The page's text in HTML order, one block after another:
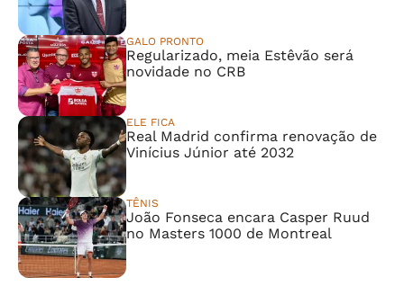
GALO PRONTO
Regularizado, meia Estêvão será
novidade no CRB
ELE FICA
Real Madrid confirma renovação de
Vinícius Júnior até 2032
TÊNIS
João Fonseca encara Casper Ruud
no Masters 1000 de Montreal